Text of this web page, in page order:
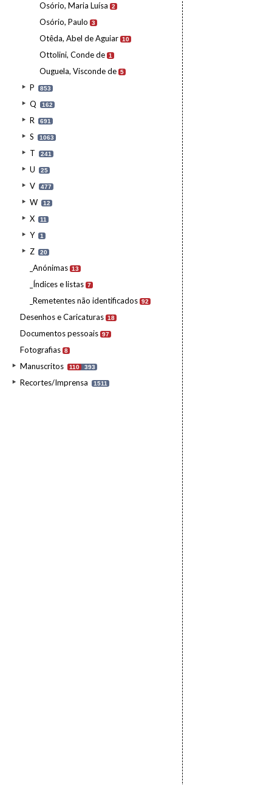
Osório, Maria Luísa 2
Osório, Paulo 3
Otêda, Abel de Aguiar 10
Ottolini, Conde de 1
Ouguela, Visconde de 5
P 853
Q 162
R 691
S 1063
T 241
U 25
V 477
W 12
X 11
Y 1
Z 20
_Anónimas 13
_Índices e listas 7
_Remetentes não identificados 92
Desenhos e Caricaturas 18
Documentos pessoais 97
Fotografias 8
Manuscritos 110 393
Recortes/Imprensa 1511